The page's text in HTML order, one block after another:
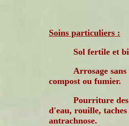
Soins particuliers :
Sol fertile et
Arrosage
compost ou fumier.
Pourriture
d'eau, rouille,
antrachnose.